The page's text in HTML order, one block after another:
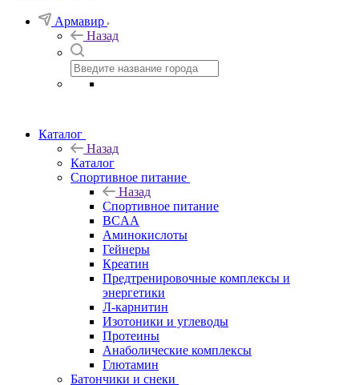
Армавир
Назад
Каталог
Назад
Каталог
Спортивное питание
Назад
Спортивное питание
BCAA
Аминокислоты
Гейнеры
Креатин
Предтренировочные комплексы и
энергетики
Л-карнитин
Изотоники и углеводы
Протеины
Анаболические комплексы
Глютамин
Батончики и снеки